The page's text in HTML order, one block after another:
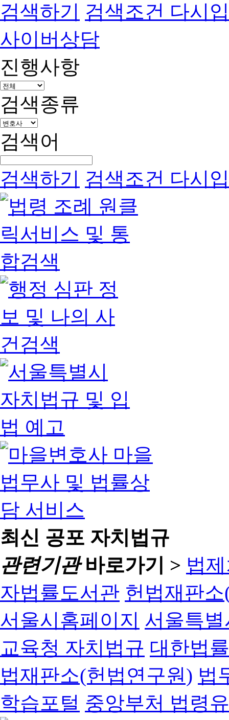
검색하기 검색조건 다시
사이버상담
진행사항
검색종류
검색어
검색하기 검색조건 다시
최신 공포 자치법규
관련기관바로가기 > 법
자법률도서관 헌법재판
서울시홈페이지 서울특
교육청 자치법규 대한법
법재판소(헌법연구원) 법
학습포털 중앙부처 법령